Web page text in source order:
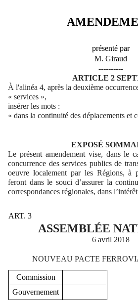
présenté par
M. Giraud
----------
ARTICLE 2
À l'alinéa 4, après la deuxième
« services »,
insérer les mots :
« dans la continuité des déplacements et
EXPOSÉ
Le présent amendement vise, dans le
concurrence des services publics de
oeuvre localement par les Régions, à
feront dans le souci d’assurer la
correspondances régionales, dans
ART. 3
ASSEMBLÉE
6 avril 2018
NOUVEAU PACTE
Commission
Gouvernement